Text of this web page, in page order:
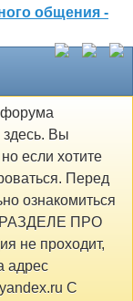
Вы
если хотите
Перед
ознакомиться
РАЗДЕЛЕ ПРО
не проходит,
адрес
С